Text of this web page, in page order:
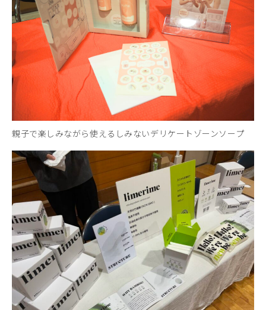
親子で楽しみながら使えるしみないデリケートゾーンソープ